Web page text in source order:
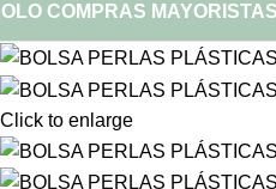
COMPRAS
Click to enlarge